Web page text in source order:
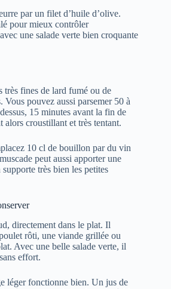
par un filet d’huile d’olive.
pour mieux contrôler
une salade verte bien croquante
très fines de lard fumé ou de
Vous pouvez aussi parsemer 50 à
15 minutes avant la fin de
alors croustillant et très tentant.
10 cl de bouillon par du vin
peut aussi apporter une
très bien les petites
directement dans le plat. Il
rôti, une viande grillée ou
Avec une belle salade verte, il
effort.
léger fonctionne bien. Un jus de